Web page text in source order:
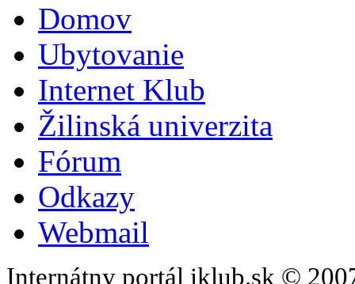
Domov
Ubytovanie
Internet Klub
Žilinská univerzita
Fórum
Odkazy
Webmail
Internátny portál iklub.sk ©